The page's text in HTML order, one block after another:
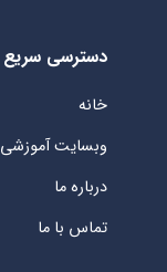
دسترسی سریع
خانه
وبسایت آموزشی
درباره ما
تماس با ما